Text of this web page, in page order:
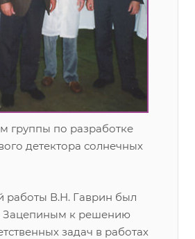
группы по разработке
детектора солнечных
работы В.Н. Гаврин был
Зацепиным к решению
задач в работах